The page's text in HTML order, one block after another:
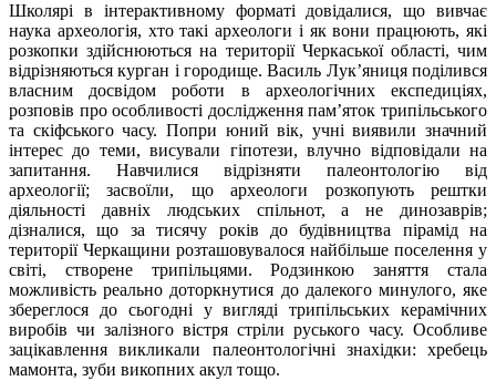
Школярі в інтерактивному форматі довідалися, що вивчає
наука археологія, хто такі археологи і як вони працюють, які
розкопки здійснюються на території Черкаської області, чим
відрізняються курган і городище. Василь Лук’яниця поділився
власним досвідом роботи в археологічних експедиціях,
розповів про особливості дослідження пам’яток трипільського
та скіфського часу. Попри юний вік, учні виявили значний
інтерес до теми, висували гіпотези, влучно відповідали на
запитання. Навчилися відрізняти палеонтологію від
археології; засвоїли, що археологи розкопують рештки
діяльності давніх людських спільнот, а не динозаврів;
дізналися, що за тисячу років до будівництва пірамід на
території Черкащини розташовувалося найбільше поселення у
світі, створене трипільцями. Родзинкою заняття стала
можливість реально доторкнутися до далекого минулого, яке
збереглося до сьогодні у вигляді трипільських керамічних
виробів чи залізного вістря стріли руського часу. Особливе
зацікавлення викликали палеонтологічні знахідки: хребець
мамонта, зуби викопних акул тощо.